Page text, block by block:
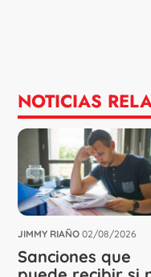
NOTICIAS
JIMMY RIAÑO 02/08/2026
Sanciones que